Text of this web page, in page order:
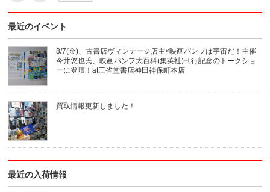
ク
し
て
達
へ
メ
ー
ル
で
送
信
(新
し
い
ウ
ィ
ン
ド
ウ
開
き
ま
す)
ク
て
刷
(新
し
い
ウ
ィ
ン
ド
ウ
で
開
き
ま
す)
最近のイベント
8/7(金)、古書店ヴィンテージ店主×映画パンフは宇宙だ！主催
今井悠也氏、映画パンフ大百科(集英社)刊行記念のトークショ
ーに登壇！at三省堂書店神田神保町本店
買取情報更新しました！
最近の入荷情報